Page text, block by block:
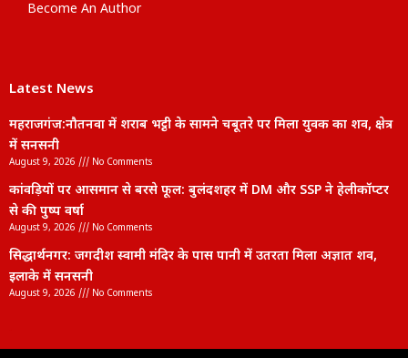
Become An Author
Latest News
महराजगंज:नौतनवा में शराब भट्ठी के सामने चबूतरे पर मिला युवक का शव, क्षेत्र
में सनसनी
August 9, 2026 No Comments
कांवड़ियों पर आसमान से बरसे फूल: बुलंदशहर में DM और SSP ने हेलीकॉप्टर
से की पुष्प वर्षा
August 9, 2026 No Comments
सिद्धार्थनगर: जगदीश स्वामी मंदिर के पास पानी में उतरता मिला अज्ञात शव,
इलाके में सनसनी
August 9, 2026 No Comments